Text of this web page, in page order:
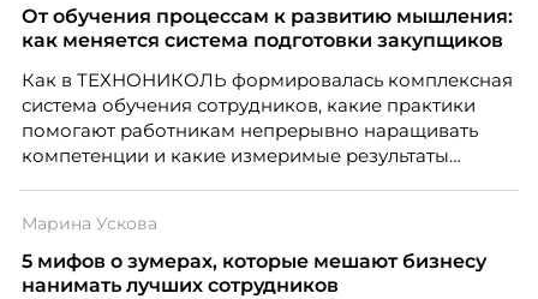
От обучения процессам к развитию мышления:
как меняется система подготовки закупщиков
Как в ТЕХНОНИКОЛЬ формировалась комплексная
система обучения сотрудников, какие практики
помогают работникам непрерывно наращивать
компетенции и какие измеримые результаты
закупкам направления «Минеральная изоляция»
компании ТЕХНОНИКОЛЬ.
Марина Ускова
5 мифов о зумерах, которые мешают бизнесу
нанимать лучших сотрудников